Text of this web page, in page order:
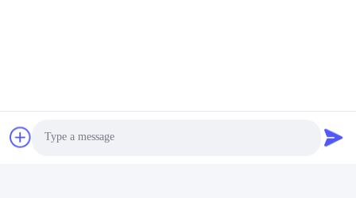
SHENZHEN RONGYANG OPT Technology Co.,Ltd (RYOPT) . 무